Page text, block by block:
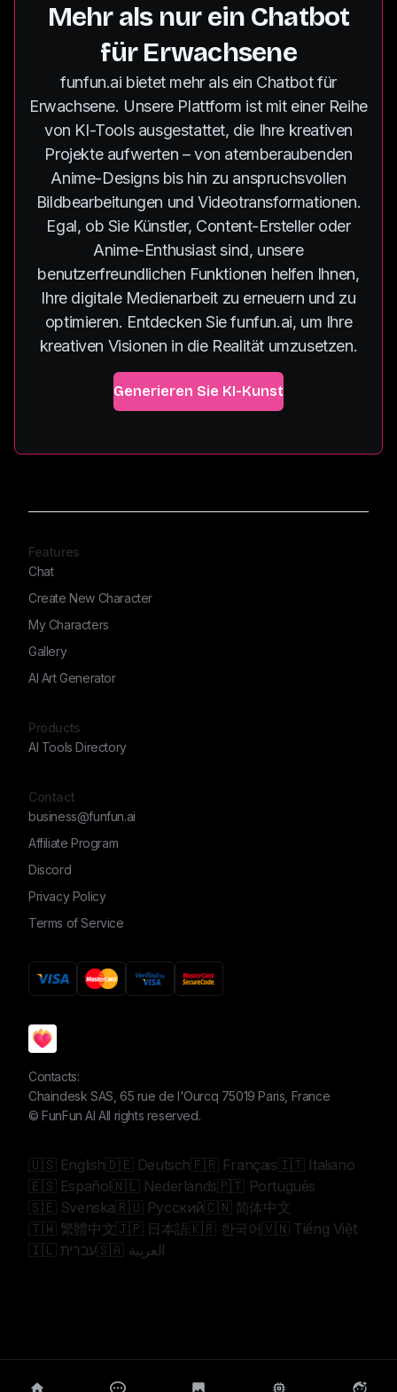
Mehr als nur ein Chatbot
für Erwachsene
funfun.ai bietet mehr als ein Chatbot für
Erwachsene. Unsere Plattform ist mit einer Reihe
von KI-Tools ausgestattet, die Ihre kreativen
Projekte aufwerten – von atemberaubenden
Anime-Designs bis hin zu anspruchsvollen
Bildbearbeitungen und Videotransformationen.
Egal, ob Sie Künstler, Content-Ersteller oder
Anime-Enthusiast sind, unsere
benutzerfreundlichen Funktionen helfen Ihnen,
Ihre digitale Medienarbeit zu erneuern und zu
optimieren. Entdecken Sie funfun.ai, um Ihre
kreativen Visionen in die Realität umzusetzen.
Generieren Sie KI-Kunst
Contacts:
Chaindesk SAS, 65 rue de l'Ourcq 75019 Paris, France
©FunFun AI All rights reserved.
Features
Chat
Create New Character
My Characters
Gallery
AI Art Generator
Products
AI Tools Directory
Contact
business@funfun.ai
Affiliate Program
Discord
Privacy Policy
Terms of Service
🇺🇸 English🇩🇪 Deutsch🇫🇷 Français🇮🇹 Italiano
🇪🇸 Español🇳🇱 Nederlands🇵🇹 Português
🇸🇪 Svenska🇷🇺 Русский🇨🇳 简体中文
🇹🇼 繁體中文🇯🇵 日本語🇰🇷 한국어🇻🇳 Tiếng Việt
🇮🇱 עברית
🇸🇦 العربية